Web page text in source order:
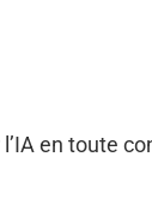
en toute